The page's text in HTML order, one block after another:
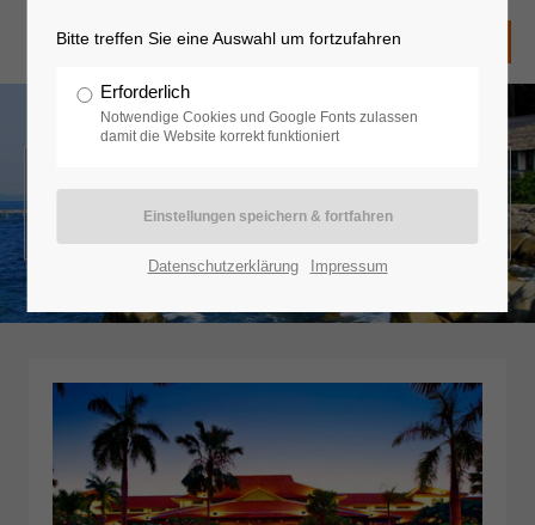
Asien - Indonesien
Bitte treffen Sie eine Auswahl um fortzufahren
Erforderlich
Notwendige Cookies und Google Fonts zulassen
damit die Website korrekt funktioniert
Datenschutzerklärung Impressum